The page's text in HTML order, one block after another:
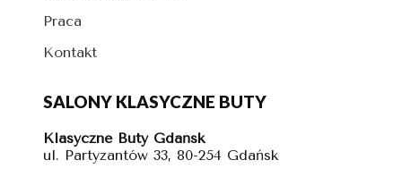
Praca
Kontakt
SALONY KLASYCZNE BUTY
Klasyczne Buty Gdańsk
ul. Partyzantów 33, 80-254 Gdańsk